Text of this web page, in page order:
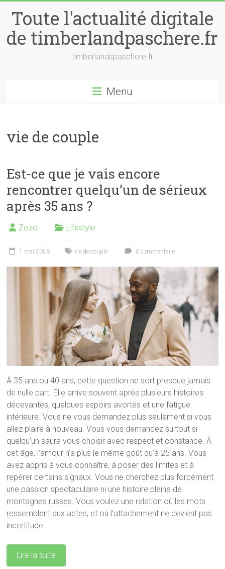
contentToute l'actualité digitale
de timberlandpaschere.fr
timberlandspaschere.fr
Menu
vie de couple
Est-ce que je vais encore
rencontrer quelqu’un de sérieux
après 35 ans ?
Zozo Lifestyle
1 mai 2026 vie de couple 0 commentaire
À 35 ans ou 40 ans, cette question ne sort presque jamais
de nulle part. Elle arrive souvent après plusieurs histoires
décevantes, quelques espoirs avortés et une fatigue
intérieure. Vous ne vous demandez plus seulement si vous
allez plaire à nouveau. Vous vous demandez surtout si
quelqu’un saura vous choisir avec respect et constance. À
cet âge, l’amour n’a plus le même goût qu’à 25 ans. Vous
avez appris à vous connaître, à poser des limites et à
repérer certains signaux. Vous ne cherchez plus forcément
une passion spectaculaire ni une histoire pleine de
montagnes russes. Vous voulez une relation où les mots
ressemblent aux actes, et où l’attachement ne devient pas
incertitude.
Lire la suite